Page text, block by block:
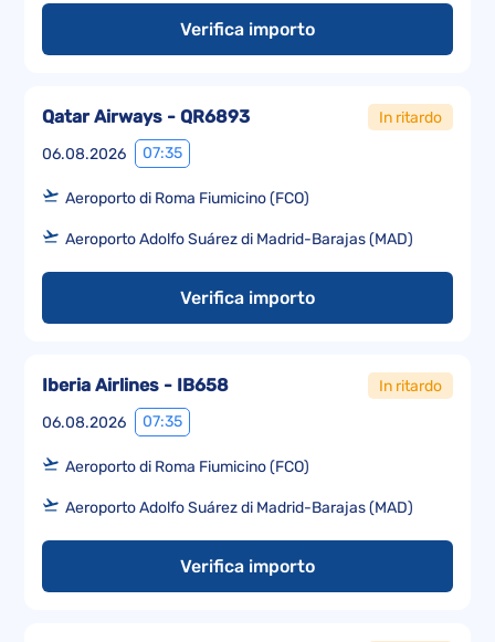
Verifica importo
06.08.2026 07:35
Qatar Airways - QR6893 In ritardo
Aeroporto di Roma Fiumicino (FCO)
Aeroporto Adolfo Suárez di Madrid-Barajas (MAD)
Verifica importo
06.08.2026 07:35
Iberia Airlines - IB658 In ritardo
Aeroporto di Roma Fiumicino (FCO)
Aeroporto Adolfo Suárez di Madrid-Barajas (MAD)
Verifica importo